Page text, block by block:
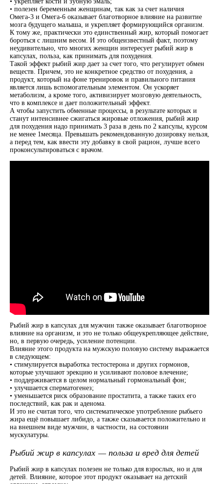
• полезен беременным женщинам, так как за счет наличия
Омега-3 и Омега-6 оказывает благотворное влияние на развитие
мозга будущего малыша, и укрепляет формирующийся организм.
К тому же, практически это единственный жир, который помогает
бороться с лишним весом. И это общеизвестный факт, поэтому
неудивительно, что многих женщин интересует рыбий жир в
капсулах, польза, как принимать для похудения.
Такой эффект рыбий жир дает за счет того, что регулирует обмен
веществ. Причем, это не конкретное средство от похудения, а
продукт, который на фоне тренировок и правильного питания
является лишь вспомогательным элементом. Он ускоряет
метаболизм, а кроме того, активизирует мозговую деятельность,
что в комплексе и дает положительный эффект.
А чтобы запустить обменные процессы, в результате которых и
станут интенсивнее сжигаться жировые отложения, рыбий жир
для похудения надо принимать 3 раза в день по 2 капсулы, курсом
не менее 1месяца. Превышать рекомендованную дозировку нельзя,
а перед тем, как ввести эту добавку в свой рацион, лучше всего
проконсультироваться с врачом.
Рыбий жир в капсулах для мужчин также оказывает благотворное
влияние на организм, и это не только общеукрепляющее действие,
но, в первую очередь, усиление потенции.
Влияние этого продукта на мужскую половую систему выражается
в следующем:
• стимулируется выработка тестостерона и других гормонов,
которые улучшают эрекцию и усиливают половое влечение;
• поддерживается в целом нормальный гормональный фон;
• улучшается сперматогенез;
• уменьшается риск образование простатита, а также таких его
последствий, как рак и аденома.
И это не считая того, что систематическое употребление рыбьего
жира ещё повышает либидо, а также сказывается положительно и
на внешнем виде мужчин, в частности, на состоянии
мускулатуры.
Рыбий жир в капсулах — польза и вред для детей
Рыбий жир в капсулах полезен не только для взрослых, но и для
детей. Влияние, которое этот продукт оказывает на детский